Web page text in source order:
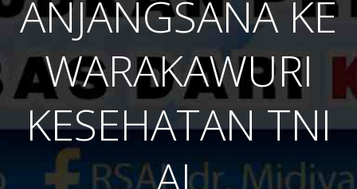
ANJANGSANA KE
WARAKAWURI
KESEHATAN TNI